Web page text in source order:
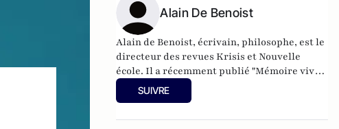
Alain De Benoist
Alain de Benoist, écrivain, philosophe, est le
directeur des revues Krisis et Nouvelle
école. Il a récemment publié "Mémoire vive"
(Bernard de Fallois, 2002) et Les Démons du
bien. Du nouvel ordre moral à l'idéologie du
SUIVRE